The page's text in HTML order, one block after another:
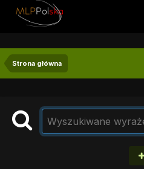
Strona główna